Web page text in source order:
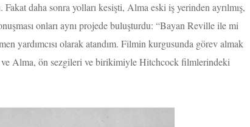
daha sonra yolları kesişti, Alma eski iş yerinden ayrılmış,
onları aynı projede buluşturdu: “Bayan Reville ile mi
yardımcısı olarak atandım. Filmin kurgusunda görev almak
Alma, ön sezgileri ve birikimiyle Hitchcock filmlerindeki